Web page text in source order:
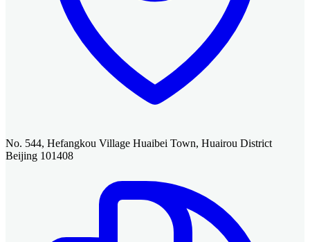
No. 544, Hefangkou Village Huaibei Town, Huairou District
Beijing 101408